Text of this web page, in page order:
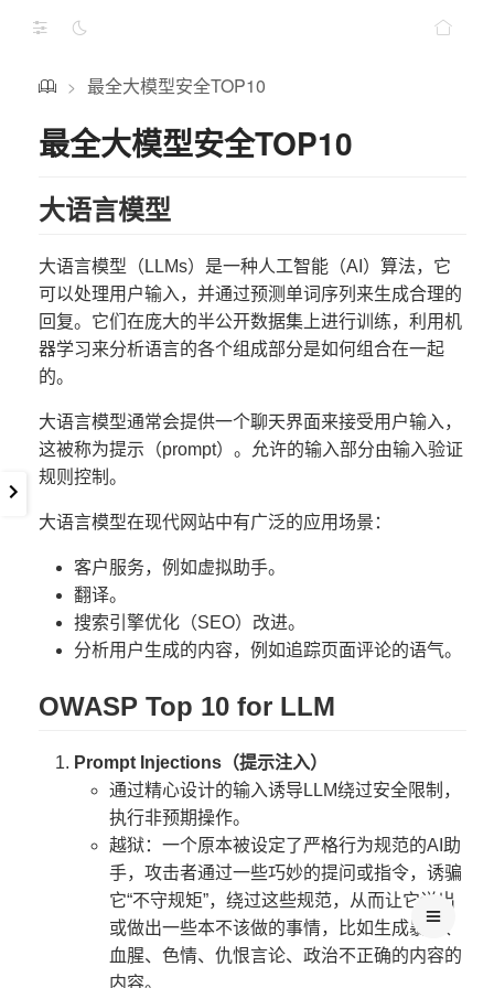
> 最全大模型安全TOP10
最全大模型安全TOP10
大语言模型
大语言模型（LLMs）是一种人工智能（AI）算法，它
可以处理用户输入，并通过预测单词序列来生成合理的
回复。它们在庞大的半公开数据集上进行训练，利用机
器学习来分析语言的各个组成部分是如何组合在一起
的。
大语言模型通常会提供一个聊天界面来接受用户输入，
这被称为提示（prompt）。允许的输入部分由输入验证
规则控制。
大语言模型在现代网站中有广泛的应用场景：
客户服务，例如虚拟助手。
翻译。
搜索引擎优化（SEO）改进。
分析用户生成的内容，例如追踪页面评论的语气。
OWASP Top 10 for LLM
Prompt Injections（提示注入）
通过精心设计的输入诱导LLM绕过安全限制，
执行非预期操作。
越狱：一个原本被设定了严格行为规范的AI助
手，攻击者通过一些巧妙的提问或指令，诱骗
它“不守规矩”，绕过这些规范，从而让它说出
或做出一些本不该做的事情，比如生成暴力、
血腥、色情、仇恨言论、政治不正确的内容的
内容。